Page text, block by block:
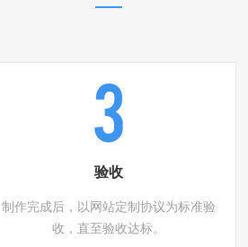
3
验收
制作完成后，以网站定制协议为标准验
收，直至验收达标。